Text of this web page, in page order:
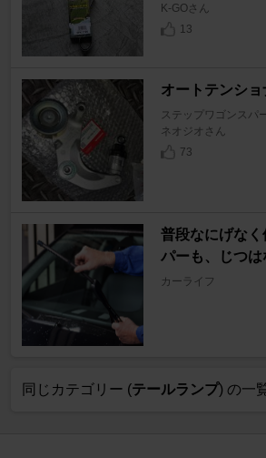
K-GOさん
13
オートテンシ
ステップワゴンスパ
ネオジオさん
73
普段なにげな
パーも、じつ
カーライフ
同じカテゴリー (テールランプ) の一